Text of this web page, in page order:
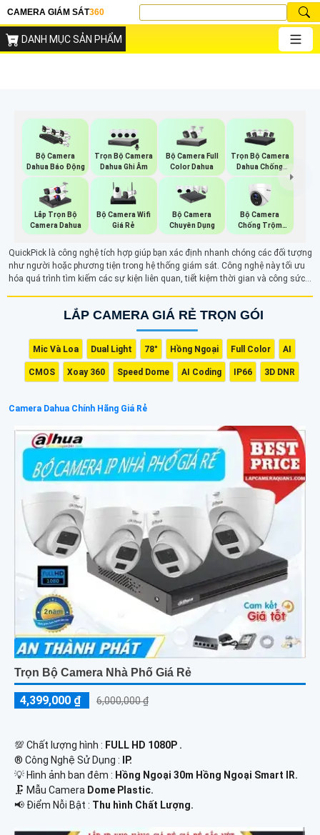
CAMERA GIÁM SÁT360
DANH MỤC SẢN PHẨM
Bộ Camera
Dahua Báo Động
Trọn Bộ Camera
Dahua Ghi Âm
Bộ Camera Full
Color Dahua
Trọn Bộ Camera
Dahua Chống
Trộm
Lắp Trọn Bộ
Camera Dahua
Bộ Camera Wifi
Giá Rẻ
Bộ Camera
Chuyên Dụng
Bộ Camera
Chống Trộm
Hikvision
QuickPick là công nghệ tích hợp giúp bạn xác định nhanh chóng các đối tượng
như người hoặc phương tiện trong hệ thống giám sát. Công nghệ này tối ưu
hóa quá trình tìm kiếm các sự kiện liên quan, tiết kiệm thời gian và công sức
LẮP CAMERA GIÁ RẺ TRỌN GÓI
Mic Và Loa Dual Light 78° Hồng Ngoại Full Color AI
CMOS Xoay 360 Speed Dome AI Coding IP66 3D DNR
Camera Dahua Chính Hãng Giá Rẻ
Trọn Bộ Camera Nhà Phố Giá Rẻ
4,399,000 ₫ 6,000,000 ₫
💯 Chất lượng hình : FULL HD 1080P .
®️ Công Nghệ Sử Dụng :
IP.
💡 Hình ảnh ban đêm : Hồng Ngoại 30m Hồng Ngoại Smart IR.
🗜️ Mẫu Camera Dome Plastic.
️📢 Điểm Nỗi Bật : Thu hình Chất Lượng.